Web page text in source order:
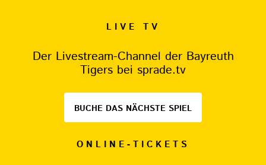
LIVE TV
Der Livestream-Channel der Bayreuth
Tigers bei sprade.tv
BUCHE DAS NÄCHSTE SPIEL
ONLINE-TICKETS